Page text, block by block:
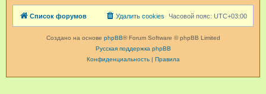
Список форумов Часовой пояс: UTC+03:00
Удалить cookies
Создано на основе phpBB® Forum Software © phpBB Limited
Русская поддержка phpBB
Конфиденциальность| Правила